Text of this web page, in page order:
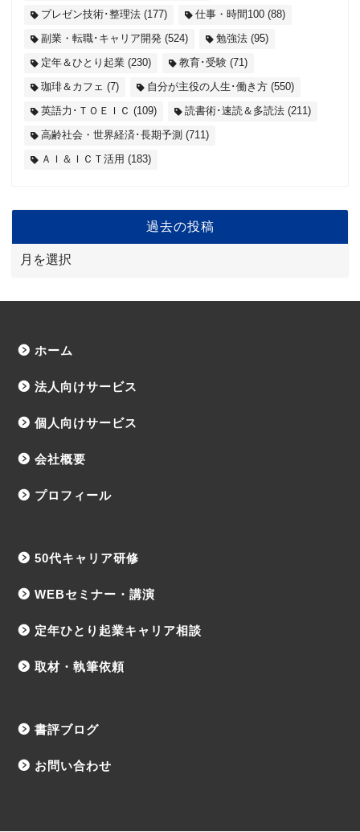
プレゼン技術･整理法 (177) 仕事・時間100 (88)
副業・転職･キャリア開発 (524) 勉強法 (95)
定年＆ひとり起業 (230) 教育･受験 (71)
珈琲＆カフェ (7) 自分が主役の人生･働き方 (550)
英語力･ＴＯＥＩＣ (109) 読書術･速読＆多読法 (211)
高齢社会・世界経済･長期予測 (711)
ＡＩ＆ＩＣＴ活用 (183)
過去の投稿
ホーム
法人向けサービス
個人向けサービス
会社概要
プロフィール
50代キャリア研修
WEBセミナー・講演
定年ひとり起業キャリア相談
取材・執筆依頼
書評ブログ
お問い合わせ